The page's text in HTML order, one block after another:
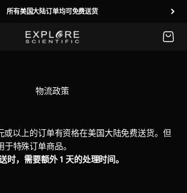
所有美国大陆订单均可免费送货
Explore Scientific 购物车
物流政策
或以上的订单有资格在美国大陆免费送货。但
特殊订单商品。
时，需要额外 1 天的处理时间。